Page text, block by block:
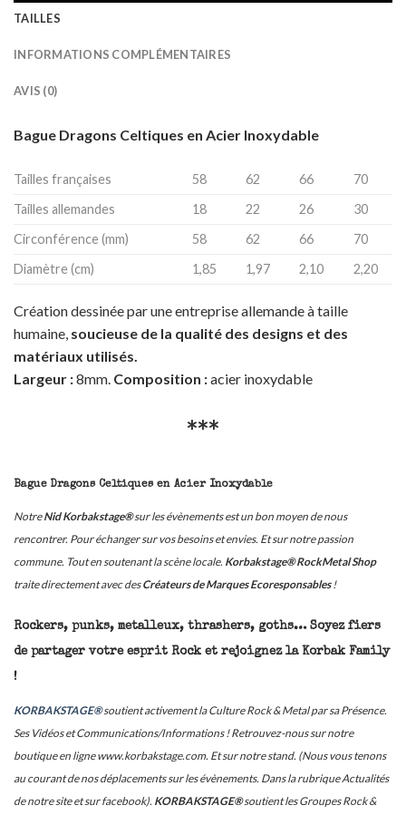
TAILLES
INFORMATIONS COMPLÉMENTAIRES
AVIS (0)
Bague Dragons Celtiques en Acier Inoxydable
Tailles françaises 58 62 66
70
Tailles allemandes
18 22 26
30
Circonférence (mm)
58 62 66
70
Diamètre (cm)
1,85 1,97 2,10 2,20
Création dessinée par une entreprise allemande à taille
humaine, soucieuse de la qualité des designs et des
matériaux utilisés.
Largeur :8mm. Composition :acier inoxydable
***
Bague Dragons Celtiques en Acier Inoxydable
NotreNid Korbakstage®sur les évènements est un bon moyen de nous
rencontrer. Pour échanger sur vos besoins et envies. Et sur notre passion
commune. Tout en soutenant la scène locale. Korbakstage® RockMetal Shop
traite directement avec desCréateurs de Marques Ecoresponsables!
Rockers, punks, metalleux, thrashers, goths… Soyez fiers
de partager votre esprit Rock et rejoignez la Korbak Family
!
KORBAKSTAGE®soutient activement la Culture Rock & Metal par sa Présence.
Ses Vidéos et Communications/Informations ! Retrouvez-nous sur notre
boutique en ligne www.korbakstage.com. Et sur notre stand. (Nous vous tenons
au courant de nos déplacements sur les évènements. Dans la rubrique Actualités
de notre site et sur facebook). KORBAKSTAGE®soutient les Groupes Rock &